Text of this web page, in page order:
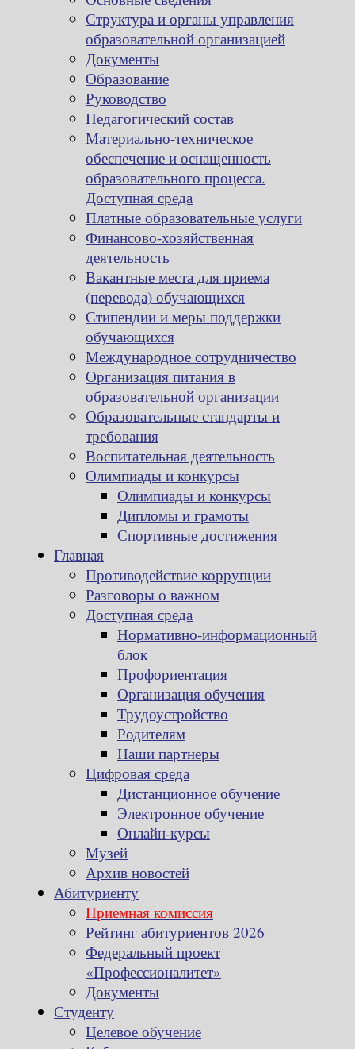
Структура и органы управления
образовательной организацией
Документы
Образование
Руководство
Педагогический состав
Материально-техническое
обеспечение и оснащенность
образовательного процесса.
Доступная среда
Платные образовательные услуги
Финансово-хозяйственная
деятельность
Вакантные места для приема
(перевода) обучающихся
Стипендии и меры поддержки
обучающихся
Международное сотрудничество
Организация питания в
образовательной организации
Образовательные стандарты и
требования
Воспитательная деятельность
Олимпиады и конкурсы
Олимпиады и конкурсы
Дипломы и грамоты
Спортивные достижения
Главная
Противодействие коррупции
Разговоры о важном
Доступная среда
Нормативно-информационный
блок
Профориентация
Организация обучения
Трудоустройство
Родителям
Наши партнеры
Цифровая среда
Дистанционное обучение
Электронное обучение
Онлайн-курсы
Музей
Архив новостей
Абитуриенту
Приемная комиссия
Рейтинг абитуриентов 2026
Федеральный проект
«Профессионалитет»
Документы
Студенту
Целевое обучение